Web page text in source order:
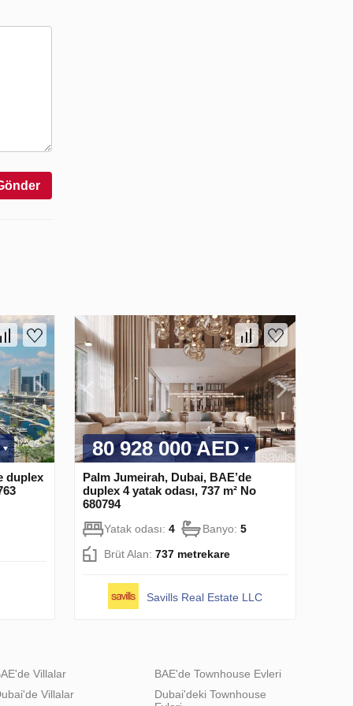
duplex
80 928 000 AED
Palm Jumeirah, Dubai, BAE’de
duplex 4 yatak odası, 737 m² No
680794
Yatak odası: 4 Banyo: 5
Brüt Alan: 737 metrekare
Savills Real Estate LLC
Villalar
Villalar
BAE'de Townhouse Evleri
Dubai'deki Townhouse